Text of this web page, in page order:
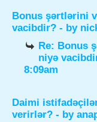
Bonus şərtlərini
vacibdir? - by
Re: Bonus
niyə
8:09am
Daimi
verirlər? - by